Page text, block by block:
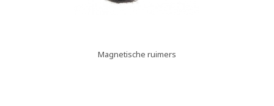
Magnetische ruimers